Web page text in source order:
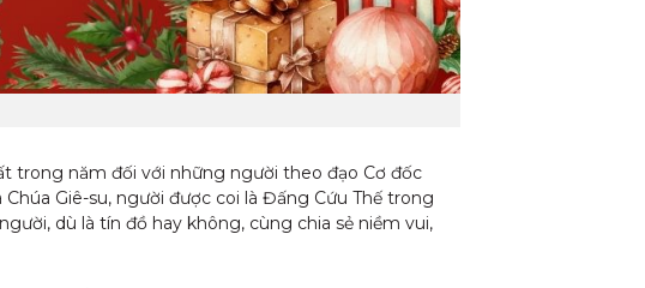
trong năm đối với những người theo đạo Cơ đốc
Giê-su, người được coi là Đấng Cứu Thế trong
dù là tín đồ hay không, cùng chia sẻ niềm vui,